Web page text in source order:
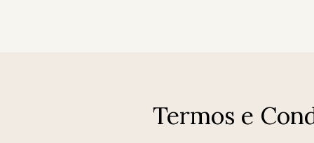
Termos e